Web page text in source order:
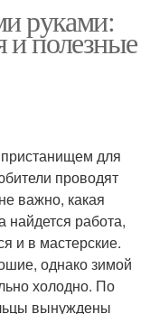
руками:
и полезные
для
проводят
важно, какая
найдется работа,
и в мастерские.
однако зимой
холодно. По
вынуждены